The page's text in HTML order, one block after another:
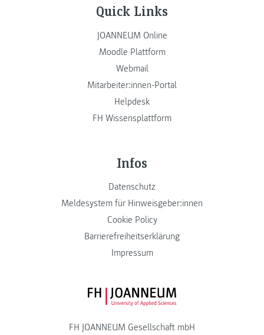
Quick Links
JOANNEUM Online
Moodle Plattform
Webmail
Mitarbeiter:innen-Portal
Helpdesk
FH Wissensplattform
Infos
Datenschutz
Meldesystem für Hinweisgeber:innen
Cookie Policy
Barrierefreiheitserklärung
Impressum
FH JOANNEUM Logo
FH JOANNEUM Gesellschaft mbH